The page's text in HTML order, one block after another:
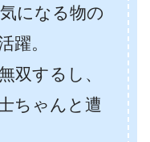
になる物の
躍。
双するし、
ちゃんと遭